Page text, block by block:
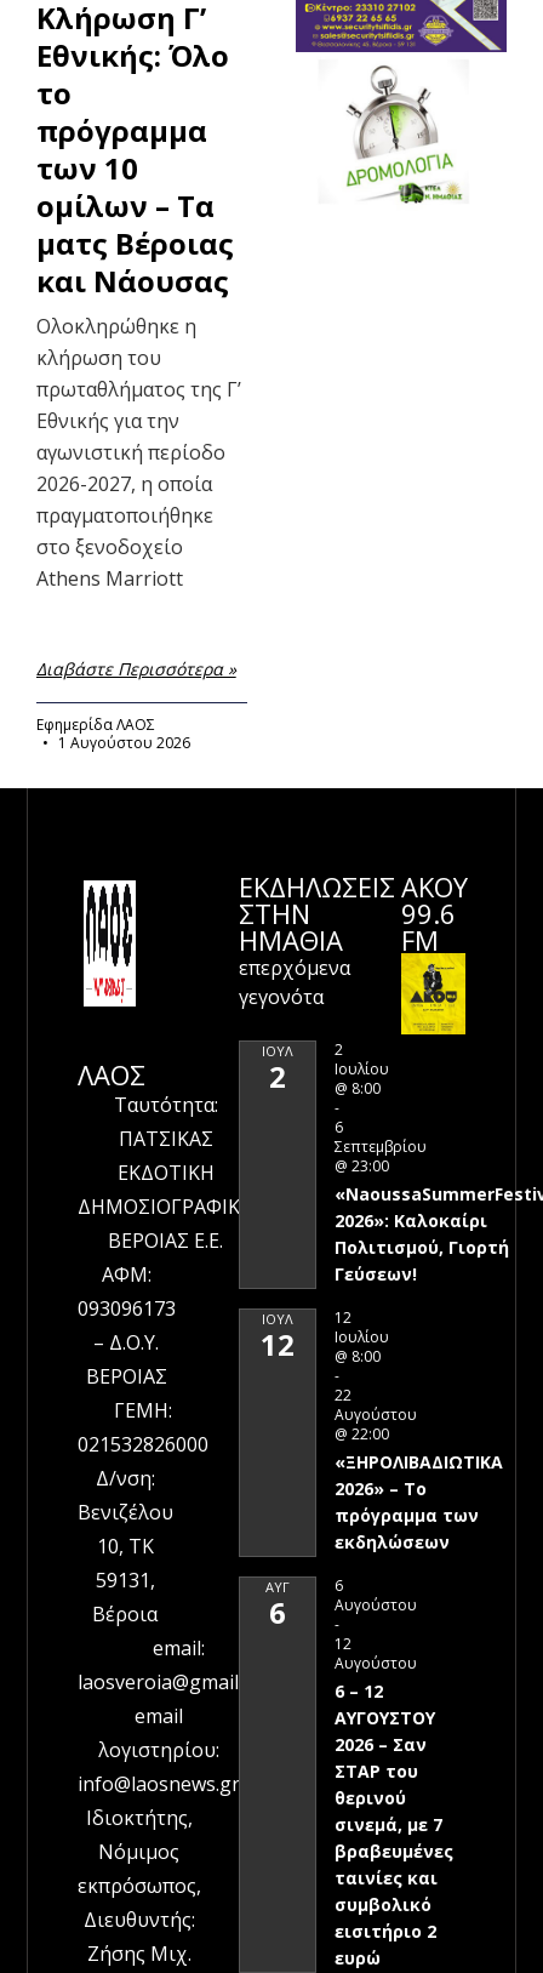
Κλήρωση Γ’
Εθνικής: Όλο
το
πρόγραμμα
των 10
ομίλων – Τα
ματς Βέροιας
και Νάουσας
Ολοκληρώθηκε η
κλήρωση του
πρωταθλήματος της Γ’
Εθνικής για την
αγωνιστική περίοδο
2026-2027, η οποία
πραγματοποιήθηκε
στο ξενοδοχείο
Athens Marriott
Διαβάστε Περισσότερα »
Εφημερίδα ΛΑΟΣ
1 Αυγούστου 2026
ΛΑΟΣ
Ταυτότητα:
ΠΑΤΣΙΚΑΣ
ΕΚΔΟΤΙΚΗ
ΔΗΜΟΣΙΟΓΡΑΦΙΚΗ
ΒΕΡΟΙΑΣ Ε.Ε.
ΑΦΜ:
093096173
– Δ.Ο.Υ.
ΒΕΡΟΙΑΣ
ΓΕΜΗ:
021532826000
Δ/νση:
Βενιζέλου
10, ΤΚ
59131,
Βέροια
email:
laosveroia@gmail.com
email
λογιστηρίου:
info@laosnews.gr
Ιδιοκτήτης,
Νόμιμος
εκπρόσωπος,
Διευθυντής:
Ζήσης Μιχ.
ΕΚΔΗΛΩΣΕΙΣ
ΣΤΗΝ
ΗΜΑΘΊΑ
επερχόμενα
γεγονότα
ΙΟΎΛ
2
2
Ιουλίου
@ 8:00
-
6
Σεπτεμβρίου
@ 23:00
2026»: Καλοκαίρι
Πολιτισμού, Γιορτή
Γεύσεων!
ΙΟΎΛ
12
12
Ιουλίου
@ 8:00
-
22
Αυγούστου
@ 22:00
«ΞΗΡΟΛΙΒΑΔΙΩΤΙΚΑ
2026» – To
πρόγραμμα των
εκδηλώσεων
ΑΥΓ
6
6
Αυγούστου
-
12
Αυγούστου
6 – 12
ΑΥΓΟΥΣΤΟΥ
2026 – Σαν
ΣΤΑΡ του
θερινού
σινεμά, με 7
βραβευμένες
ταινίες και
συμβολικό
εισιτήριο 2
ευρώ
ΑΚΟΥ
99.6
FM